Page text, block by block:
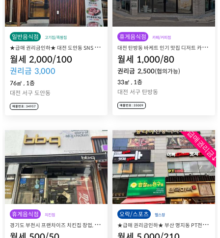
일반음식점 고기집/족발집
★
급매 권리금인하★ 대전 도안동 SNS 뼈삼겹살 맛집 1st.(퍼스트) 연주 매장 매매 양도
월세 2,000/100
권리금 3,000
76㎡ , 1층
대전 서구 도안동
매물번호 : 34957
휴게음식점 카페/커피점
대
전 탄방동 바케트 인기 맛집 디저트 카페, 라바게트 샌드위치&커피 둔산탄방점 매매 양도
월세 1,000/80
권리금 2,500(협의가능)
33㎡ , 1층
대전 서구 탄방동
매물번호 : 35009
휴게음식점 치킨점
경
기도 부천시 프랜차이즈 치킨집 창업, BBQ 부천원미점 매매 양도양수
급매권리금↓
오락/스포츠 헬스장
★
급매 권리금인하★ 부산 명지동 PT전문 헬스장 창업, 프리미엄 PT샵 이뻐짐 멋져짐 매매 양도양수